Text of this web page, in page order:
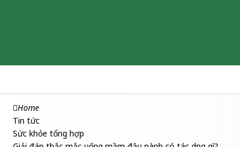
Home
Tin tức
Sức khỏe tổng hợp